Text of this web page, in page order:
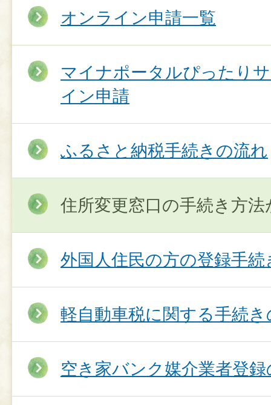
オンライン申請一覧
マイナポータルぴったり
イン申請
ふるさと納税手続きの流れ
住所変更窓口の手続き方
外国人住民の方の登録手
軽自動車税に関する手続
空き家バンク媒介業者登